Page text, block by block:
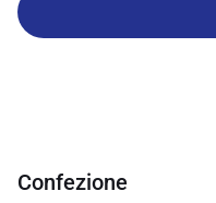
Confezione